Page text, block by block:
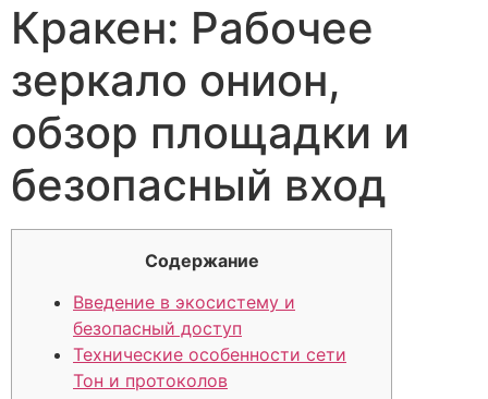
Кракен: Рабочее
зеркало онион,
обзор площадки и
безопасный вход
Содержание
Введение в экосистему и
безопасный доступ
Технические особенности сети
Тон и протоколов